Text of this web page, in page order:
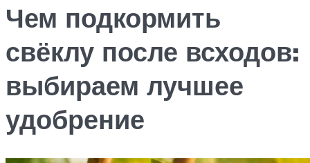
Чем подкормить
свёклу после всходов:
выбираем лучшее
удобрение